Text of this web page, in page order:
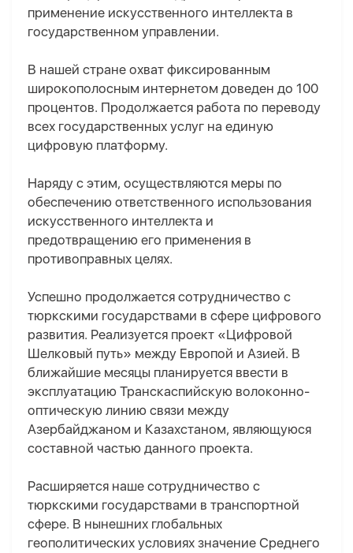
применение искусственного интеллекта в
государственном управлении.
В нашей стране охват фиксированным
широкополосным интернетом доведен до 100
процентов. Продолжается работа по переводу
всех государственных услуг на единую
цифровую платформу.
Наряду с этим, осуществляются меры по
обеспечению ответственного использования
искусственного интеллекта и
предотвращению его применения в
противоправных целях.
Успешно продолжается сотрудничество с
тюркскими государствами в сфере цифрового
развития. Реализуется проект «Цифровой
Шелковый путь» между Европой и Азией. В
ближайшие месяцы планируется ввести в
эксплуатацию Транскаспийскую волоконно-
оптическую линию связи между
Азербайджаном и Казахстаном, являющуюся
составной частью данного проекта.
Расширяется наше сотрудничество с
тюркскими государствами в транспортной
сфере. В нынешних глобальных
геополитических условиях значение Среднего